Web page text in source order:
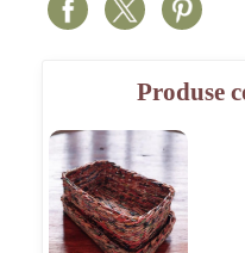
Produse